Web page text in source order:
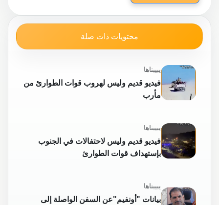
محتويات ذات صلة
يبيبناها
فيديو قديم وليس لهروب قوات الطوارئ من
مأرب
يبيبناها
فيديو قديم وليس لاحتفالات في الجنوب
بإستهداف قوات الطوارئ
يبيبناها
بيانات "أونفيم"عن السفن الواصلة إلى